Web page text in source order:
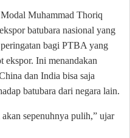
Muhammad Thoriq
batubara nasional yang
bagi PTBA yang
ekspor. Ini menandakan
dan India bisa saja
batubara dari negara lain.
sepenuhnya pulih,” ujar